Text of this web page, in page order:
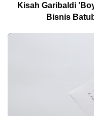
Kisah Garibaldi
Bisnis